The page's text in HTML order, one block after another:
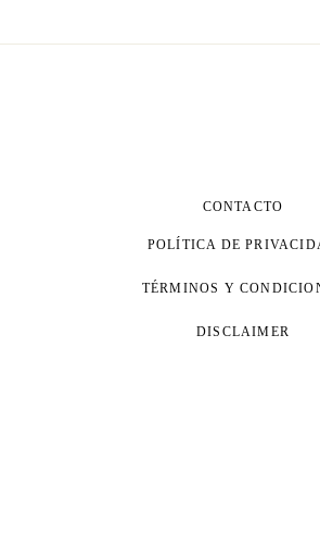
CONTACTO
POLÍTICA DE
TÉRMINOS Y
DISCLAIMER